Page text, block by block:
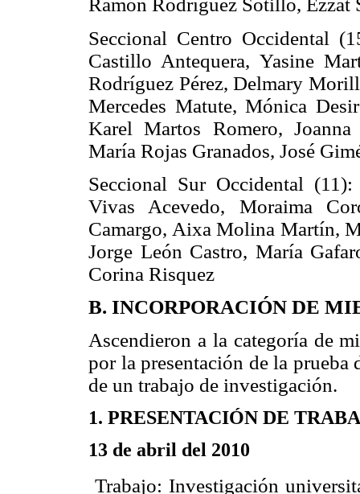
Ramón Rodríguez Sotillo, Ezzat
Seccional Centro Occidental
Castillo Antequera, Yasine
Rodríguez Pérez, Delmary
Mercedes Matute, Mónica
Karel Martos Romero,
María Rojas Granados, José
Seccional Sur Occidental
Vivas Acevedo, Moraima
Camargo, Aixa Molina Martín,
Jorge León Castro, María
Corina Risquez
B. INCORPORACIÓN DE
Ascendieron a la categoría de
por la presentación de la
de un trabajo de investigación.
1. PRESENTACIÓN DE
13 de abril del 2010
 Trabajo: Investigación